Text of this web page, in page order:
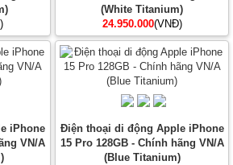
(White Titanium)
24.950.000(VNĐ)
iPhone
VN/A
Điện thoại di động Apple iPhone
15 Pro 128GB - Chính hãng VN/A
(Blue Titanium)